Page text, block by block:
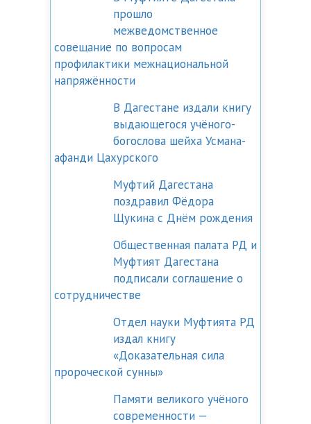
прошло
межведомственное
совещание по вопросам
профилактики межнациональной
напряжённости
В Дагестане издали книгу
выдающегося учёного-
богослова шейха Усмана-
афанди Цахурского
Муфтий Дагестана
поздравил Фёдора
Щукина с Днём рождения
Общественная палата РД и
Муфтият Дагестана
подписали соглашение о
сотрудничестве
Отдел науки Муфтията РД
издал книгу
«Доказательная сила
пророческой сунны»
Памяти великого учёного
современности —